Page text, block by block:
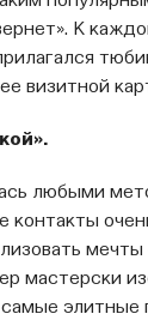
К
визитной
любыми
контакты
мечты
мастерски
элитные